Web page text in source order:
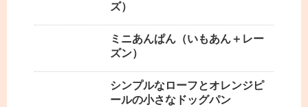
ズ）
ミニあんぱん（いもあん＋レー
ズン）
シンプルなローフとオレンジピ
ールの小さなドッグパン